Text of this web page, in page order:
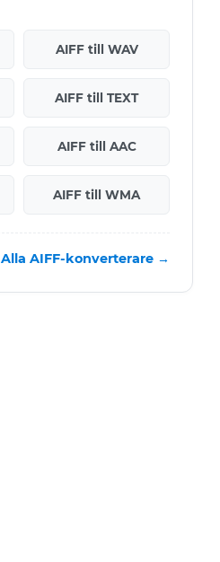
AIFF till WAV
AIFF till TEXT
AIFF till AAC
AIFF till WMA
Alla AIFF-konverterare →